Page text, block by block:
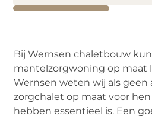
Bij Wernsen chaletbouw
mantelzorgwoning op maat
Wernsen weten wij als geen
zorgchalet op maat voor
hebben essentieel is. Een